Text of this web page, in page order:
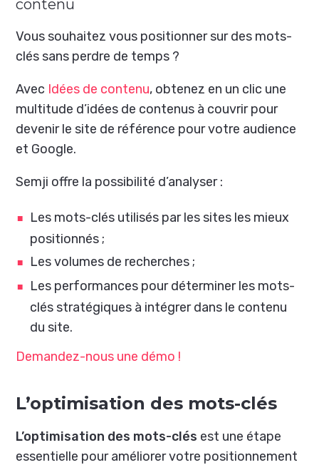
contenu
Vous souhaitez vous positionner sur des mots-
clés sans perdre de temps ?
Avec Idées de contenu, obtenez en un clic une
multitude d’idées de contenus à couvrir pour
devenir le site de référence pour votre audience
et Google.
Semji offre la possibilité d’analyser :
Les mots-clés utilisés par les sites les mieux
positionnés ;
Les volumes de recherches ;
Les performances pour déterminer les mots-
clés stratégiques à intégrer dans le contenu
du site.
Demandez-nous une démo !
L’optimisation des mots-clés
L’optimisation des mots-clés est une étape
essentielle pour améliorer votre positionnement